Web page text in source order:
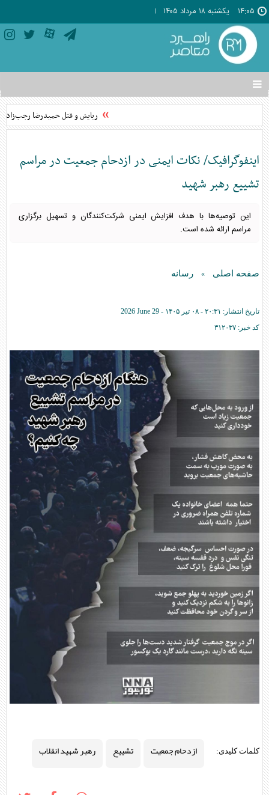
۱۴:۰۵ يکشنبه ۱۸ مرداد ۱۴۰۵
تغییر
وضعیت
منوی
ها
ربایش و قتل حمیدرضا رجب‌زاده
اینفوگرافیک/ نکات ایمنی در ازدحام جمعیت در مراسم
تشییع رهبر شهید
این توصیه‌ها با هدف افزایش ایمنی شرکت‌کنندگان و تسهیل برگزاری
مراسم ارائه شده است.
صفحه اصلی » رسانه
تاریخ انتشار: ۲۰:۳۱ - ۰۸ تير ۱۴۰۵ -
2026 June 29
کد خبر: ۳۱۲۰۳۷
کلمات کلیدی: ازدحام جمعیت تشییع رهبر شهید انقلاب